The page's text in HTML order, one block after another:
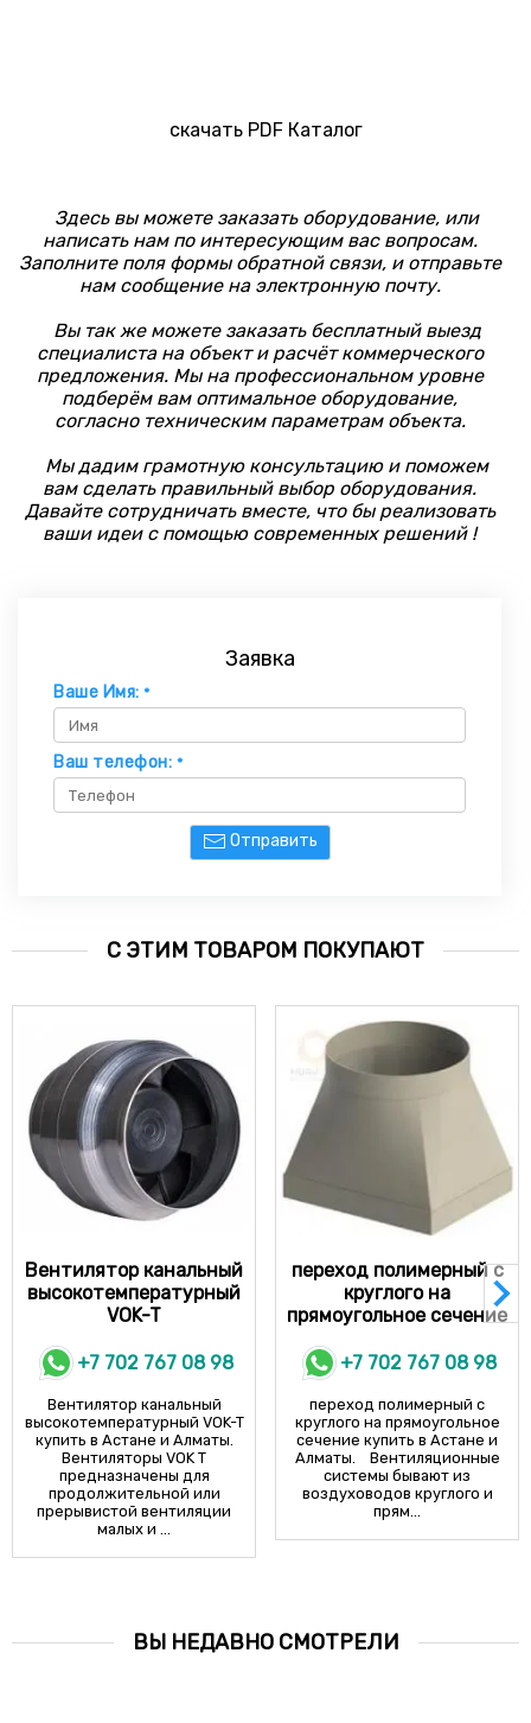
скачать PDF Каталог
Здесь вы можете заказать оборудование, или
написать нам по интересующим вас вопросам.
Заполните поля формы обратной связи, и отправьте
нам сообщение на электронную почту.
Вы так же можете заказать бесплатный выезд
специалиста на объект и расчёт коммерческого
предложения. Мы на профессиональном уровне
подберём вам оптимальное оборудование,
согласно техническим параметрам объекта.
Мы дадим грамотную консультацию и поможем
вам сделать правильный выбор оборудования.
Давайте сотрудничать вместе, что бы реализовать
ваши идеи с помощью современных решений !
Заявка
Ваше Имя: *
Ваш телефон: *
Отправить
С ЭТИМ ТОВАРОМ ПОКУПАЮТ
Вентилятор канальный
высокотемпературный
VOK-T
+7 702 767 08 98
Вентилятор канальный
высокотемпературный VOK-T
купить в Астане и Алматы.
Вентиляторы VOK T
предназначены для
продолжительной или
прерывистой вентиляции
малых и ...
переход полимерный с
круглого на
прямоугольное сечение
+7 702 767 08 98
переход полимерный с
круглого на прямоугольное
сечение купить в Астане и
Алматы. Вентиляционные
системы бывают из
воздуховодов круглого и
прям...
ВЫ НЕДАВНО СМОТРЕЛИ